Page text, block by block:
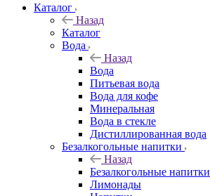
Каталог
Назад
Каталог
Вода
Назад
Вода
Питьевая вода
Вода для кофе
Минеральная
Вода в стекле
Дистиллированная вода
Безалкогольные напитки
Назад
Безалкогольные напитки
Лимонады